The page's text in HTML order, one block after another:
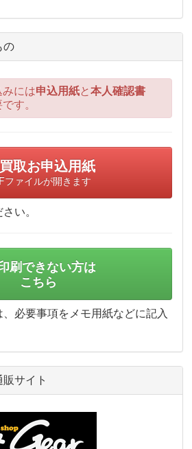
の
には申込用紙と本人確認書
す。
取お申込用紙
ファイルが開きます
い。
刷できない方は
こちら
必要事項をメモ用紙などに記入
サイト